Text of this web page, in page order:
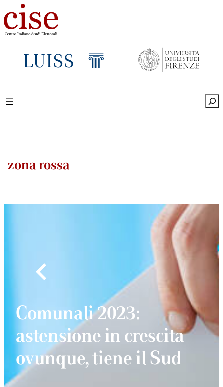
zona rossa
Comunali 2023:
astensione in crescita
ovunque, tiene il Sud